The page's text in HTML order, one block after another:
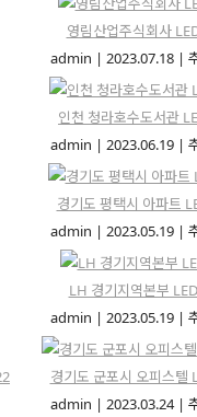
영림산업주식회사
admin | 2023.07.18 |
인천 청라호수도서관
admin | 2023.06.19 |
경기도 평택시 아파트
admin | 2023.05.19 |
LH 경기지역본부
admin | 2023.05.19 |
경기도 군포시 오피스텔
admin | 2023.03.24 |